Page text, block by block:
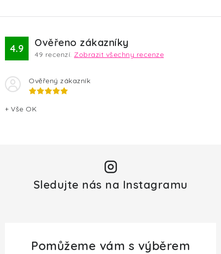
v
p
u
4.9 Ověřeno zákazníky
49 recenzí. Zobrazit všechny recenze
Ověřený zákazník
+ Vše OK
Sledujte nás na Instagramu
Pomůžeme vám s výběrem